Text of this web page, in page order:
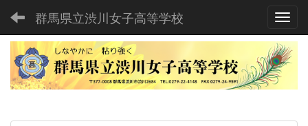
群馬県立渋川女子高等学校